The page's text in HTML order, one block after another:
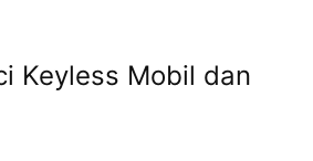
Keyless Mobil dan